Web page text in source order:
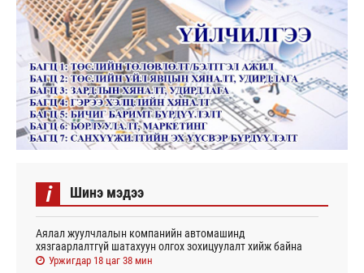
i Шинэ мэдээ
Аялал жуулчлалын компанийн автомашинд
хязгаарлалтгүй шатахуун олгох зохицуулалт хийж байна
Уржигдар 18 цаг 38 мин